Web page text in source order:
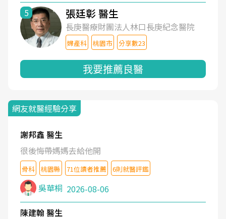
5 張廷彰 醫生
長庚醫療財團法人林口長庚紀念醫院
婦產科 桃園市 分享數23
我要推薦良醫
網友就醫經驗分享
謝邦鑫 醫生
很後悔帶媽媽去給他開
骨科 桃園縣 71位讀者推薦 6則就醫評鑑
吳華桐 2026-08-06
陳建翰 醫生